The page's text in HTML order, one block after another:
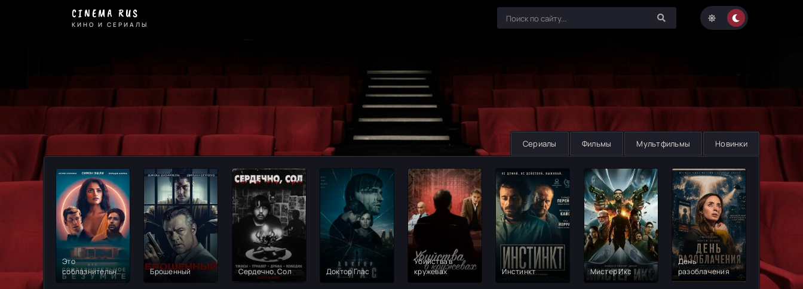
Rus
CINEMA RUS
КИНО И СЕРИАЛЫ
Сериалы Фильмы Мультфильмы Новинки
Это
соблазнительное
безумие
Брошенный Сердечно, Сол Доктор Глас
Убийства в
кружевах
Инстинкт Мистер Икс
День
разоблачения
$Активы